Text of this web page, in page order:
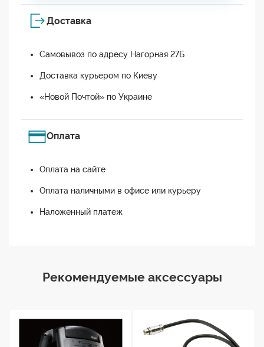
Доставка
Самовывоз по адресу Нагорная 27Б
Доставка курьером по Киеву
«Новой Почтой» по Украине
Оплата
Оплата на сайте
Оплата наличными в офисе или курьеру
Наложенный платеж
Рекомендуемые аксессуары